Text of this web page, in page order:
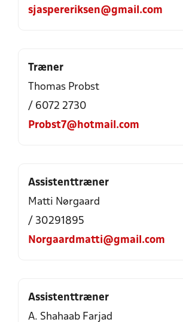
sjaspereriksen@gmail.com
Træner
Thomas Probst
/ 6072 2730
Probst7@hotmail.com
Assistenttræner
Matti Nørgaard
/ 30291895
Norgaardmatti@gmail.com
Assistenttræner
A. Shahaab Farjad